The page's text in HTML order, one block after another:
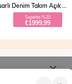
Sepette %20
₺1999,99